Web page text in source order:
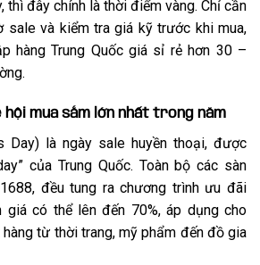
thì đây chính là thời điểm vàng. Chỉ cần
sale và kiểm tra giá kỹ trước khi mua,
hàng Trung Quốc giá sỉ rẻ hơn 30 –
hội mua sắm lớn nhất trong năm
Day) là ngày sale huyền thoại, được
của Trung Quốc. Toàn bộ các sàn
đều tung ra chương trình ưu đãi
giá có thể lên đến 70%, áp dụng cho
từ thời trang, mỹ phẩm đến đồ gia